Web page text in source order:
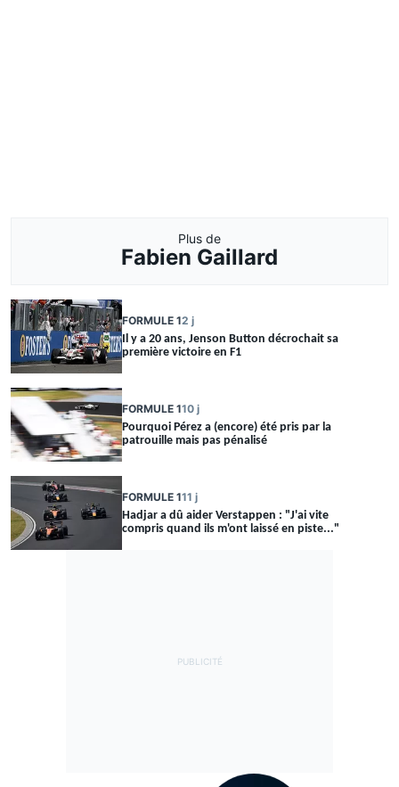
Plus de
Fabien Gaillard
FORMULE 12 j
Il y a 20 ans, Jenson Button décrochait sa
première victoire en F1
FORMULE 110 j
Pourquoi Pérez a (encore) été pris par la
patrouille mais pas pénalisé
FORMULE 111 j
Hadjar a dû aider Verstappen : "J'ai vite
compris quand ils m'ont laissé en piste..."